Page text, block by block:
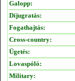
Galopp:
Díjugratás:
Fogathajtás:
Cross-country:
Ügetés:
Lovaspóló:
Military: